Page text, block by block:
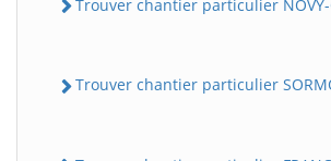
Trouver chantier particulier NOVY-
Trouver chantier particulier